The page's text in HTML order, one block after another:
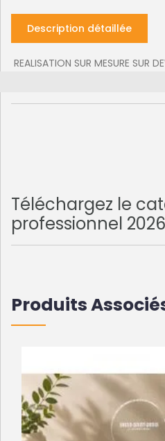
Description détaillée
REALISATION SUR MESURE SUR
Téléchargez le
professionnel 2026
Produits